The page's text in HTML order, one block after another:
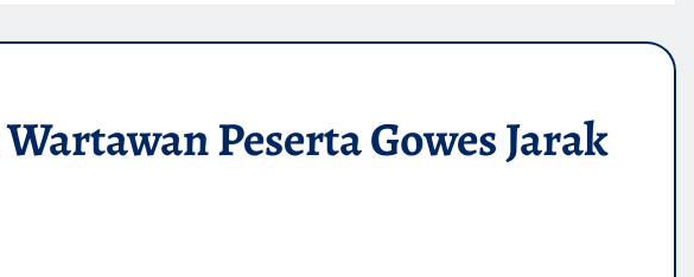
Peserta Gowes Jarak